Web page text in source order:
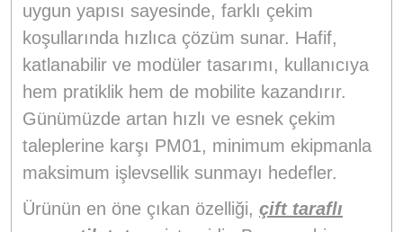
uygun yapısı sayesinde, farklı çekim
koşullarında hızlıca çözüm sunar. Hafif,
katlanabilir ve modüler tasarımı, kullanıcıya
hem pratiklik hem de mobilite kazandırır.
Günümüzde artan hızlı ve esnek çekim
taleplerine karşı PM01, minimum ekipmanla
maksimum işlevsellik sunmayı hedefler.
Ürünün en öne çıkan özelliği, çift taraflı